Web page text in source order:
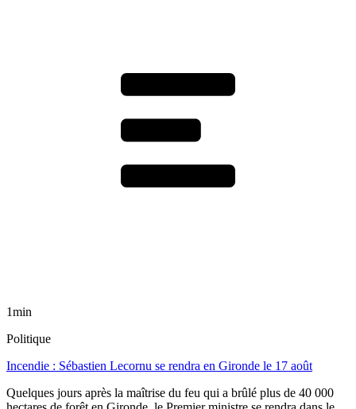
1min
Politique
Incendie : Sébastien Lecornu se rendra en Gironde le 17 août
Quelques jours après la maîtrise du feu qui a brûlé plus de 40 000